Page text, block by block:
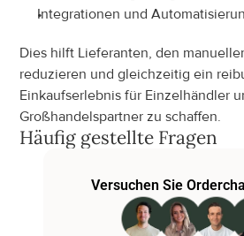
Integrationen und
Dies hilft Lieferanten, den
reduzieren und gleichzeitig ein
Einkaufserlebnis für Einzelhändler
Großhandelspartner zu schaffen.
Häufig gestellte Fragen
Versuchen Sie